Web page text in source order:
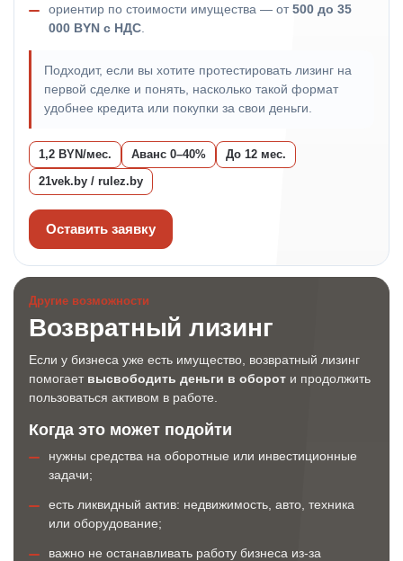
ориентир по стоимости имущества — от500 до 35
000 BYN с НДС
Подходит, если вы хотите протестировать лизинг на
первой сделке и понять, насколько такой формат
удобнее кредита или покупки за свои деньги.
1,2 BYN/мес. Аванс 0–40%
До 12 мес.
21vek.by / rulez.by
Оставить заявку
Другие возможности
Возвратный лизинг
Если у бизнеса уже есть имущество, возвратный лизинг
помогает высвободить деньги в оборот и продолжить
пользоваться активом в работе.
Когда это может подойти
нужны средства на оборотные или инвестиционные
задачи;
есть ликвидный актив: недвижимость, авто, техника
или оборудование;
важно не останавливать работу бизнеса из-за